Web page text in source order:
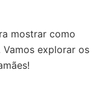
mostrar como
explorar os